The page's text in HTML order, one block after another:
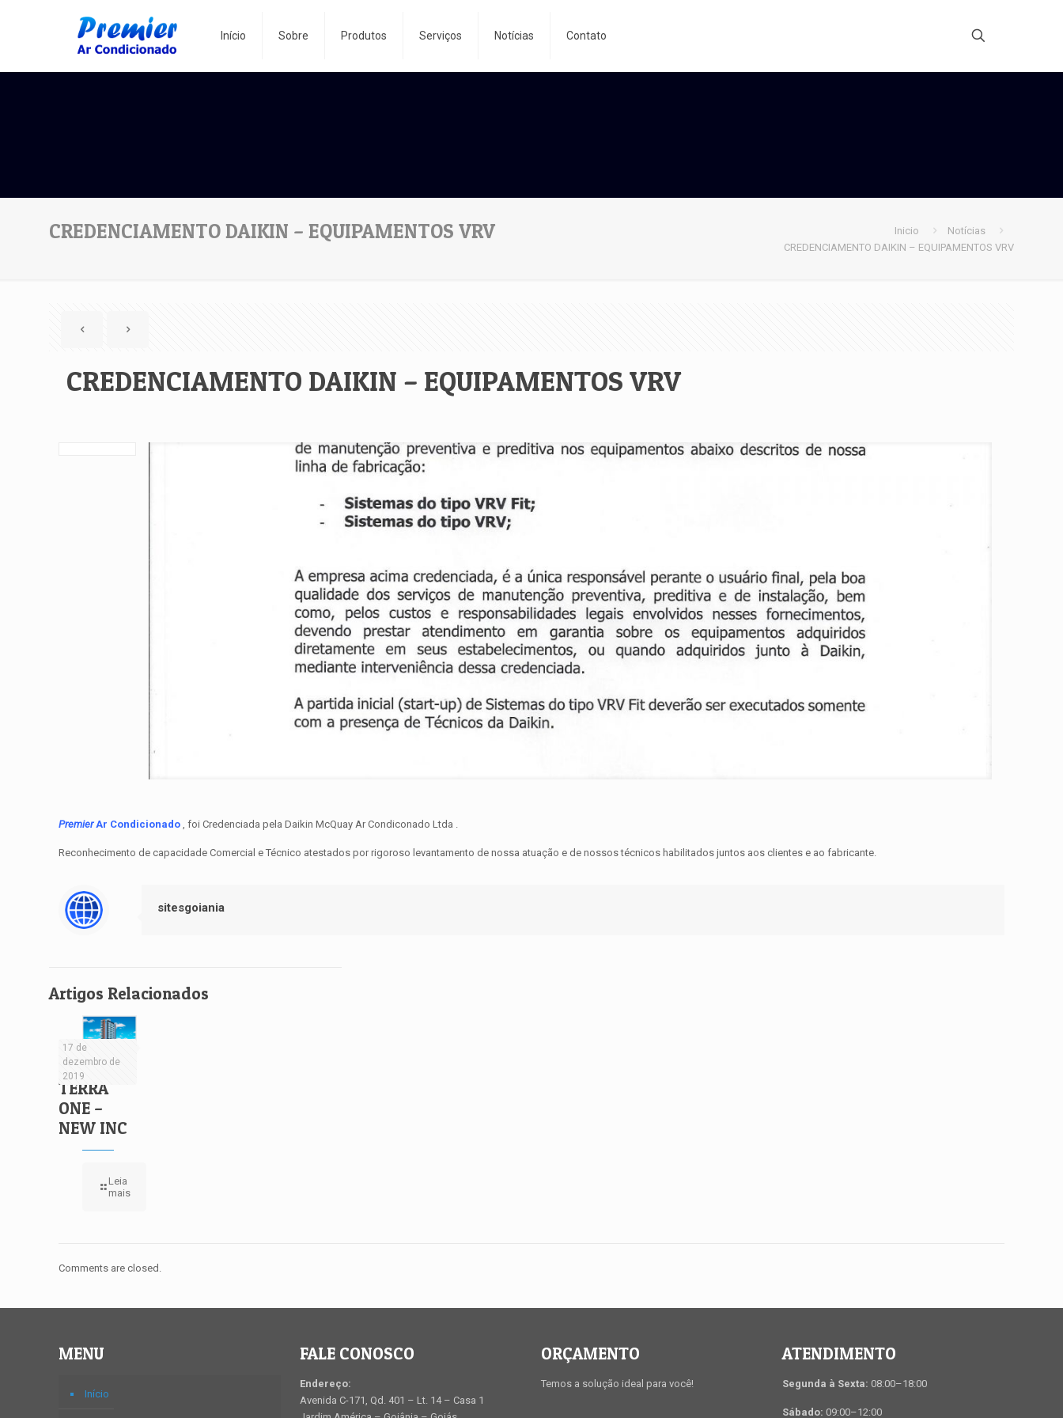
Início Sobre Produtos Serviços Notícias Contato
CREDENCIAMENTO DAIKIN – EQUIPAMENTOS VRV Inicio
Notícias
CREDENCIAMENTO DAIKIN – EQUIPAMENTOS VRV
CREDENCIAMENTO DAIKIN – EQUIPAMENTOS VRV
PremierAr Condicionado , foi Credenciada pela Daikin McQuay Ar Condiconado Ltda .
Reconhecimento de capacidade Comercial e Técnico atestados por rigoroso levantamento de nossa atuação e de nossos técnicos habilitados juntos aos clientes e ao fabricante.
sitesgoiania
Artigos Relacionados
17 de
dezembro de
2019
TERRA
ONE –
NEW INC
Leia
mais
Comments are closed.
MENU
Início
FALE CONOSCO
Endereço:
Avenida C-171, Qd. 401 – Lt. 14 – Casa 1
ORÇAMENTO
Temos a solução ideal para você!
ATENDIMENTO
Segunda à Sexta: 08:00–18:00
Sábado: 09:00–12:00